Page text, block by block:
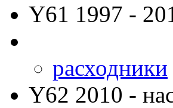
Y61 1997 -
расходники
Y62 2010 -